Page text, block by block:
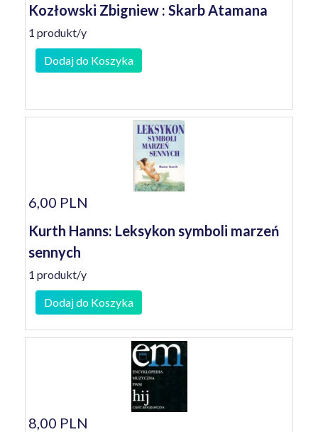
Kozłowski Zbigniew : Skarb Atamana
1 produkt/y
Dodaj do Koszyka
6,00 PLN
Kurth Hanns: Leksykon symboli marzeń
sennych
1 produkt/y
Dodaj do Koszyka
8,00 PLN